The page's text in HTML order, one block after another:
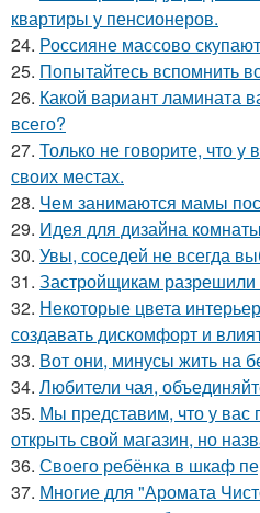
квартиры у пенсионеров.
24. Россияне массово
25. Попытайтесь вспомнить
26. Какой вариант ламината
всего?
27. Только не говорите, что у
своих местах.
28. Чем занимаются мамы
29. Идея для дизайна
30. Увы, соседей не всегда
31. Застройщикам разрешили
32. Некоторые цвета
создавать дискомфорт и
33. Вот они, минусы жить на
34. Любители чая,
35. Мы представим, что у вас
открыть свой магазин, но
36. Своего ребёнка в шкаф
37. Многие для "Аромата